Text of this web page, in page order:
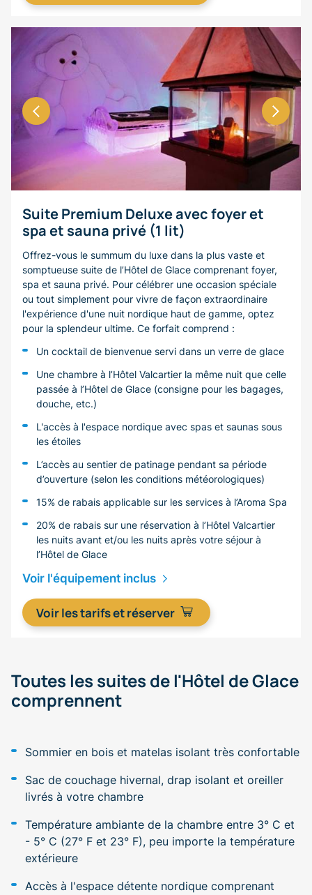
Suite Premium Deluxe avec foyer et
spa et sauna privé (1 lit)
Offrez-vous le summum du luxe dans la plus vaste et
somptueuse suite de l’Hôtel de Glace comprenant foyer,
spa et sauna privé. Pour célébrer une occasion spéciale
ou tout simplement pour vivre de façon extraordinaire
l'expérience d'une nuit nordique haut de gamme, optez
pour la splendeur ultime. Ce forfait comprend :
Un cocktail de bienvenue servi dans un verre de glace
Une chambre à l’Hôtel Valcartier la même nuit que celle
passée à l’Hôtel de Glace (consigne pour les bagages,
douche, etc.)
L'accès à l'espace nordique avec spas et saunas sous
les étoiles
L’accès au sentier de patinage pendant sa période
d’ouverture (selon les conditions météorologiques)
15% de rabais applicable sur les services à l’Aroma Spa
20% de rabais sur une réservation à l’Hôtel Valcartier
les nuits avant et/ou les nuits après votre séjour à
l’Hôtel de Glace
Voir l'équipement inclus
Voir les tarifs et réserver
Toutes les suites de l'Hôtel de Glace
comprennent
Sommier en bois et matelas isolant très confortable
Sac de couchage hivernal, drap isolant et oreiller
livrés à votre chambre
Température ambiante de la chambre entre 3° C et
- 5° C (27° F et 23° F), peu importe la température
extérieure
Accès à l'espace détente nordique comprenant